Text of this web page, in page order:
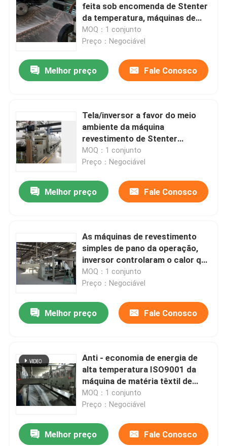
feita sob encomenda de Stenter
da temperatura, máquinas de
revestimento de pano
MOQ：1 conjunto
Preço：Negociável
Melhor preço Fale Conosco
Tela/inversor a favor do meio
ambiente da máquina
revestimento de Stenter
controlado
MOQ：1 conjunto
Preço：Negociável
Melhor preço Fale Conosco
As máquinas de revestimento
simples de pano da operação,
inversor controlaram o calor que
ajusta Stenter
MOQ：1 conjunto
Preço：Negociável
Melhor preço Fale Conosco
Anti - economia de energia de
alta temperatura ISO9001 da
máquina de matéria têxtil de
Stenter
MOQ：1 conjunto
Preço：Negociável
Melhor preço Fale Conosco